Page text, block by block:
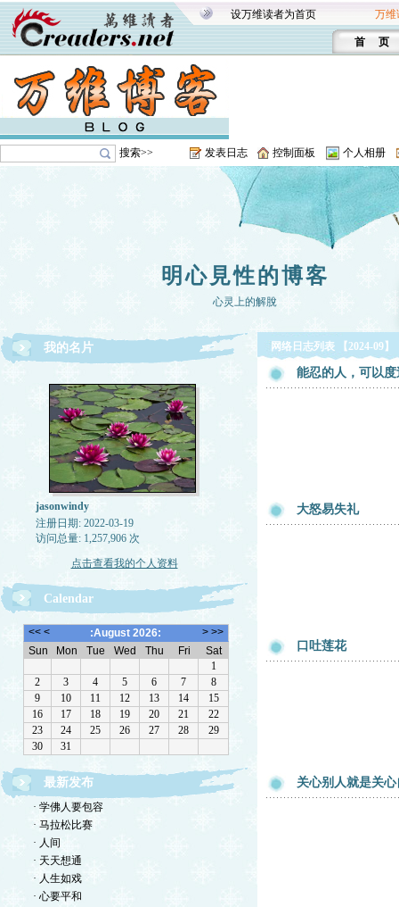
设万维读者为首页 万维
首 页
搜索>> 发表日志 控制面板 个人相册
明心見性的博客
心灵上的解脫
我的名片
jasonwindy
注册日期: 2022-03-19
访问总量: 1,257,906 次
点击查看我的个人资料
Calendar
最新发布
· 学佛人要包容
· 马拉松比赛
· 人间
· 天天想通
· 人生如戏
· 心要平和
网络日志列表 【2024-09】
能忍的人，可以
大怒易失礼
口吐莲花
关心别人就是关心